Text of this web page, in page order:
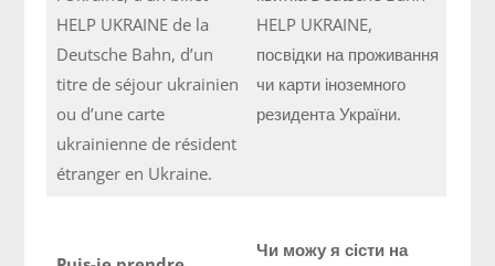
HELP UKRAINE de la
Deutsche Bahn, d’un
titre de séjour ukrainien
ou d’une carte
ukrainienne de résident
étranger en Ukraine.
HELP UKRAINE,
посвідки на проживання
чи карти іноземного
резидента України.
Чи можу я сісти на